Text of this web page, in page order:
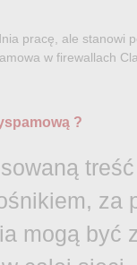
pracę, ale stanowi
w firewallach
?
za
mogą być